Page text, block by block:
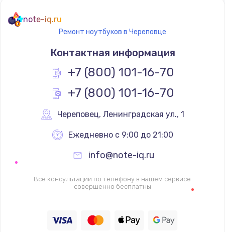
note-iq.ru
Ремонт ноутбуков в Череповце
Контактная информация
+7 (800) 101-16-70
+7 (800) 101-16-70
Череповец, Ленинградская ул., 1
Ежедневно с 9:00 до 21:00
info@note-iq.ru
Все консультации по телефону в нашем сервисе
совершенно бесплатны